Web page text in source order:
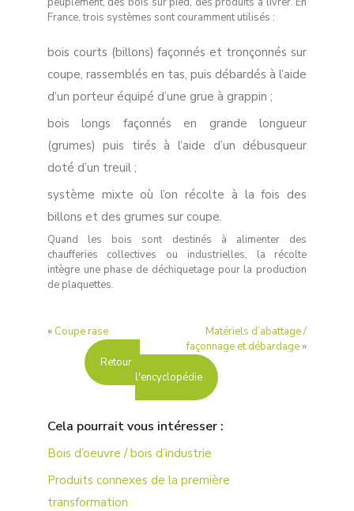
France, trois systèmes sont couramment utilisés :
bois courts (billons) façonnés et tronçonnés sur
coupe, rassemblés en tas, puis débardés à l’aide
d’un porteur équipé d’une grue à grappin ;
bois longs façonnés en grande longueur
(grumes) puis tirés à l’aide d’un débusqueur
doté d’un treuil ;
système mixte où l’on récolte à la fois des
billons et des grumes sur coupe.
Quand les bois sont destinés à alimenter des
chaufferies collectives ou industrielles, la récolte
intègre une phase de déchiquetage pour la production
de plaquettes.
« Coupe rase
Matériels d’abattage /
façonnage et débardage »
Retour à
l'encyclopédie
Cela pourrait vous intéresser :
Bois d’oeuvre / bois d’industrie
Produits connexes de la première
transformation